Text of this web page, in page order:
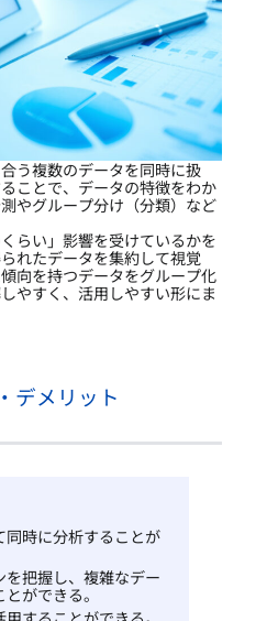
う複数のデータを同時に扱
ことで、データの特徴をわか
やグループ分け（分類）など
らい」影響を受けているかを
れたデータを集約して視覚
向を持つデータをグループ化
やすく、活用しやすい形にま
デメリット
時に分析することが
把握し、複雑なデー
ができる。